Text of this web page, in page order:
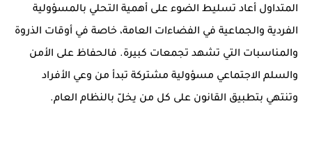
المتداول أعاد تسليط الضوء على أهمية التحلي بالمسؤولية
الفردية والجماعية في الفضاءات العامة، خاصة في أوقات الذروة
والمناسبات التي تشهد تجمعات كبيرة. فالحفاظ على الأمن
والسلم الاجتماعي مسؤولية مشتركة تبدأ من وعي الأفراد
وتنتهي بتطبيق القانون على كل من يخلّ بالنظام العام.